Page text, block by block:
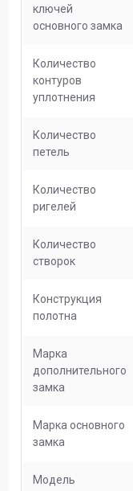
ключей
основного замка
Количество
контуров
уплотнения
Количество
петель
Количество
ригелей
Количество
створок
Конструкция
полотна
Марка
дополнительного
замка
Марка основного
замка
Модель